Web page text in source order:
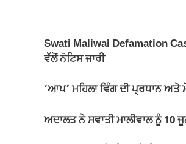
e
b
o
o
k
s
A
p
p
gr
m
Swati Maliwal Defamation
ਵੱਲੋਂ ਨੋਟਿਸ ਜਾਰੀ
‘ਆਪ’ ਮਹਿਲਾ ਵਿੰਗ ਦੀ ਪ੍ਰਧਾਨ
ਅਦਾਲਤ ਨੇ ਸਵਾਤੀ ਮਾਲੀਵਾਲ ਨੂੰ